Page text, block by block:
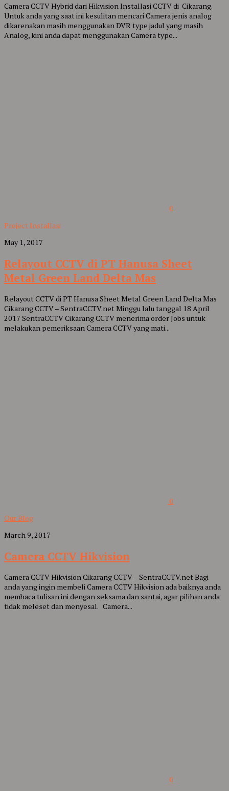
Camera CCTV Hybrid dari Hikvision Installasi CCTV di Cikarang.
Untuk anda yang saat ini kesulitan mencari Camera jenis analog
dikarenakan masih menggunakan DVR type jadul yang masih
Analog, kini anda dapat menggunakan Camera type...
0
Project Installasi
May 1, 2017
Relayout CCTV di PT Hanusa Sheet
Metal Green Land Delta Mas
Relayout CCTV di PT Hanusa Sheet Metal Green Land Delta Mas
Cikarang CCTV – SentraCCTV.net Minggu lalu tanggal 18 April
2017 SentraCCTV Cikarang CCTV menerima order Jobs untuk
melakukan pemeriksaan Camera CCTV yang mati...
0
Our Blog
March 9, 2017
Camera CCTV Hikvision
Camera CCTV Hikvision Cikarang CCTV – SentraCCTV.net Bagi
anda yang ingin membeli Camera CCTV Hikvision ada baiknya anda
membaca tulisan ini dengan seksama dan santai, agar pilihan anda
tidak meleset dan menyesal. Camera...
0